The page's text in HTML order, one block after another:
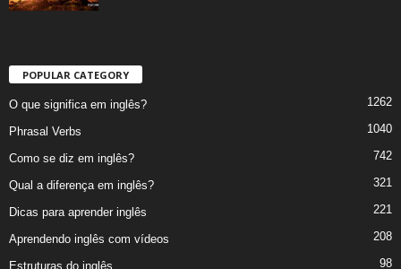
POPULAR CATEGORY
O que significa em inglês? 1262
Phrasal Verbs 1040
Como se diz em inglês? 742
Qual a diferença em inglês? 321
Dicas para aprender inglês 221
Aprendendo inglês com vídeos 208
Estruturas do inglês 98